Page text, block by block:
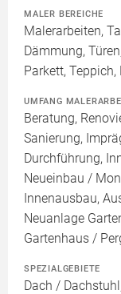
MALER BEREICHE
Malerarbeiten,
Dämmung,
Parkett,
UMFANG
Beratung,
Sanierung,
Durchführung,
Neueinbau /
Innenausbau,
Neuanlage
Gartenhaus /
SPEZIALGEBIETE
Dach /